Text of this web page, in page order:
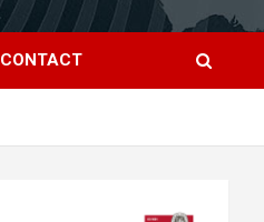
CONTACT